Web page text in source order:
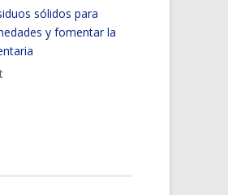
sólidos para
y fomentar la